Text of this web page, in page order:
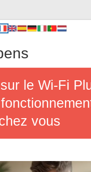
le Wi-Fi
vous